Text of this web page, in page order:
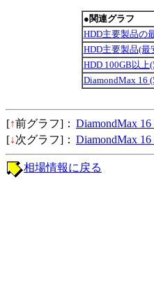
●関連グラフ
HDD主要製品の
HDD主要製品(最
HDD 100GB以上
DiamondMax 16
[↑前グラフ]： DiamondMax
[↓次グラフ]： DiamondMax
相場情報に戻る